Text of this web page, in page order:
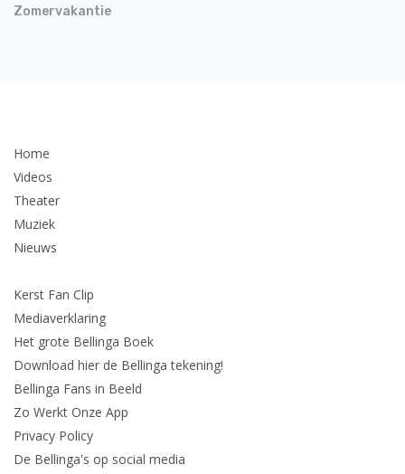
Zomervakantie
Home
Videos
Theater
Muziek
Nieuws
Kerst Fan Clip
Mediaverklaring
Het grote Bellinga Boek
Download hier de Bellinga tekening!
Bellinga Fans in Beeld
Zo Werkt Onze App
Privacy Policy
De Bellinga's op social media